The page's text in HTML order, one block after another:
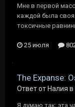
Мне в первой
каждой была своя
токсичные
25 июля
The Expanse:
Ответ от Налия в
Я думаю так: эта